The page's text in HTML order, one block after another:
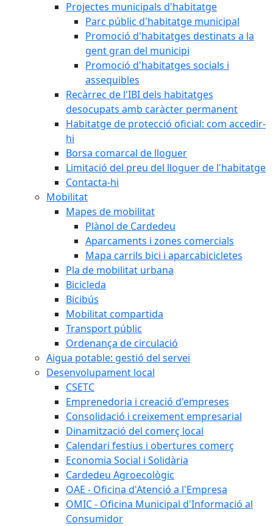
Projectes municipals d'habitatge
Parc públic d'habitatge municipal
Promoció d'habitatges destinats a la
gent gran del municipi
Promoció d'habitatges socials i
assequibles
Recàrrec de l'IBI dels habitatges
desocupats amb caràcter permanent
Habitatge de protecció oficial: com accedir-
hi
Borsa comarcal de lloguer
Limitació del preu del lloguer de l'habitatge
Contacta-hi
Mobilitat
Mapes de mobilitat
Plànol de Cardedeu
Aparcaments i zones comercials
Mapa carrils bici i aparcabicicletes
Pla de mobilitat urbana
Bicicleda
Bicibús
Mobilitat compartida
Transport públic
Ordenança de circulació
Aigua potable: gestió del servei
Desenvolupament local
CSETC
Emprenedoria i creació d'empreses
Consolidació i creixement empresarial
Dinamització del comerç local
Calendari festius i obertures comerç
Economia Social i Solidària
Cardedeu Agroecològic
OAE - Oficina d'Atenció a l'Empresa
OMIC - Oficina Municipal d'Informació al
Consumidor